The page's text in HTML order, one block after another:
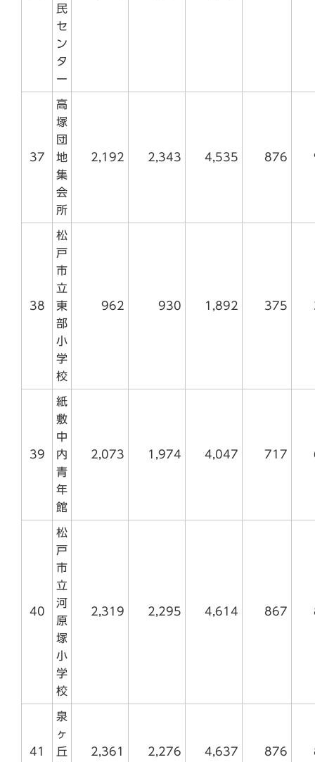
民
セ
ン
タ
ー
37
高
塚
団
地
集
会
所
2,192 2,343 4,535 876
38
松
戸
市
立
東
部
小
学
校
962 930 1,892 375
39
紙
敷
中
内
青
年
館
2,073 1,974 4,047 717
40
松
戸
市
立
河
原
塚
小
学
校
2,319 2,295 4,614 867
41
泉
ヶ
丘
2,361 2,276 4,637 876